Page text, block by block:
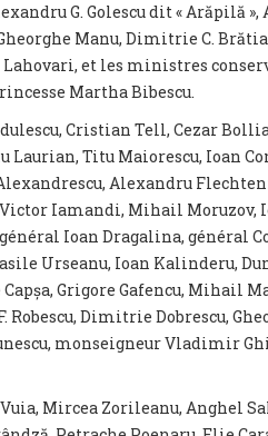
G. Golescu dit « Arăpilă »,
Manu, Dimitrie C.
et les ministres
Martha Bibescu.
Cristian Tell, Cezar
Laurian, Titu Maiorescu, Ioan
Alexandru
Iamandi, Mihail Moruzov,
Ioan Dragalina, général
Urseanu, Ioan Kalinderu,
Grigore Gafencu, Mihail
Robescu, Dimitrie Dobrescu,
monseigneur Vladimir
Mircea Zorileanu, Anghel